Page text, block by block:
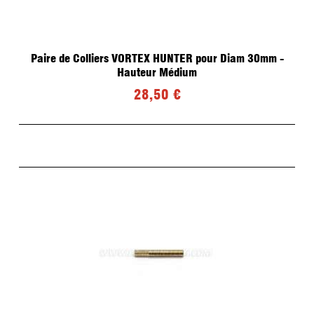
Paire de Colliers VORTEX HUNTER pour Diam 30mm -
Hauteur Médium
28,50 €